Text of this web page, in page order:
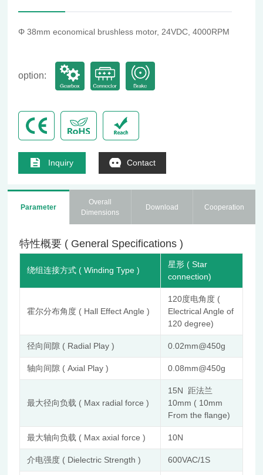
Φ 38mm economical brushless motor, 24VDC, 4000RPM
option:
Inquiry Contact
Parameter
Overall
Dimensions
Download Cooperation
特性概要 ( General Specifications )
绕组连接方式 ( Winding Type )
星形 ( Star
connection)
霍尔分布角度 ( Hall Effect Angle )
120度电角度 (
Electrical Angle of
120 degree)
径向间隙 ( Radial Play ) 0.02mm@450g
轴向间隙 ( Axial Play ) 0.08mm@450g
最大径向负载 ( Max radial force )
15N 距法兰
10mm ( 10mm
From the flange)
最大轴向负载 ( Max axial force ) 10N
介电强度 ( Dielectric Strength ) 600VAC/1S